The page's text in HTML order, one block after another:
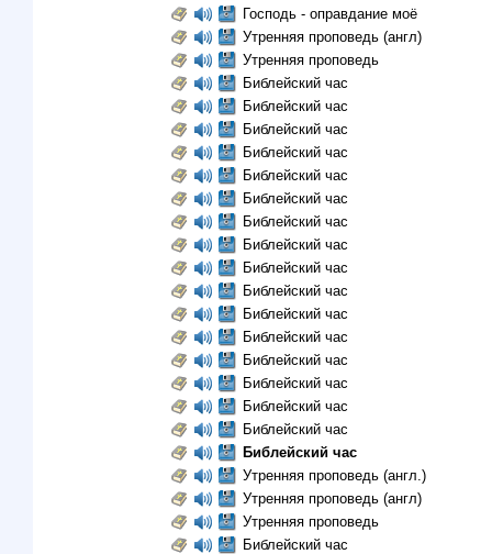
Господь - оправдание моё
Утренняя проповедь (англ)
Утренняя проповедь
Библейский час
Библейский час
Библейский час
Библейский час
Библейский час
Библейский час
Библейский час
Библейский час
Библейский час
Библейский час
Библейский час
Библейский час
Библейский час
Библейский час
Библейский час
Библейский час
Библейский час
Утренняя проповедь (англ.)
Утренняя проповедь (англ)
Утренняя проповедь
Библейский час